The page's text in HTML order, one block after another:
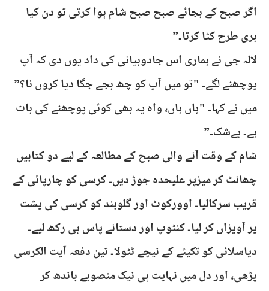
اگر صبح کے بجائے صبح صبح شام ہوا کرتی تو دن کیا
بری طرح کٹا کرتا۔”
لالہ جی نے ہماری اس جادوبیانی کی داد یوں دی کہ آپ
پوچھنے لگے۔ "تو میں آپ کو چھ بجے جگا دیا کروں نا؟”
میں نے کہا۔ "ہاں ہاں، واہ یہ بھی کوئی پوچھنے کی بات
ہے۔ بےشک۔”
شام کے وقت آنے والی صبح کے مطالعہ کے ليے دو کتابیں
چھانٹ کر میزپر علیحدہ جوڑ دیں۔ کرسی کو چارپائی کے
قریب سرکالیا۔ اوورکوٹ اور گلوبند کو کرسی کی پشت
پر آویزاں کر لیا۔ کنٹوپ اور دستانے پاس ہی رکھ ليے۔
دیاسلائی کو تکیئے کے نیچے ٹٹولا۔ تین دفعہ آیت الکرسی
پڑھی، اور دل میں نہایت ہی نیک منصوبے باندھ کر